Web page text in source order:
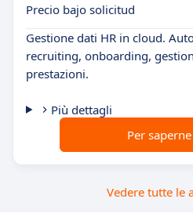
Precio bajo solicitud
Gestione dati HR in cloud.
recruiting, onboarding,
prestazioni.
Più dettagli
Per
Vedere tutte le